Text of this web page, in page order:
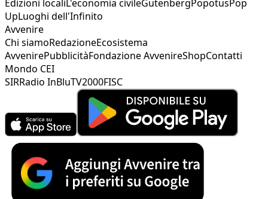
Edizioni localiL'economia civileGutenbergPopotusPop
UpLuoghi dell'Infinito
Avvenire
Chi siamoRedazioneEcosistema
AvvenirePubblicitàFondazione AvvenireShopContatti
Mondo CEI
SIRRadio InBluTV2000FISC